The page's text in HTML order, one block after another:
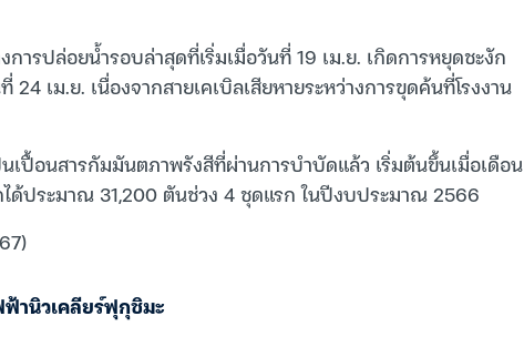
การปล่อยน้ำรอบล่าสุดที่เริ่มเมื่อวันที่ 19 เม.ย. เกิดการหยุดชะงัก
เม.ย. เนื่องจากสายเคเบิลเสียหายระหว่างการขุดค้นที่โรงงาน
เปื้อนสารกัมมันตภาพรังสีที่ผ่านการบำบัดแล้ว เริ่มต้นขึ้นเมื่อเดือน
ด้ประมาณ 31,200 ตันช่วง 4 ชุดแรก ในปีงบประมาณ 2566
ฟ้านิวเคลียร์ฟุกุชิมะ